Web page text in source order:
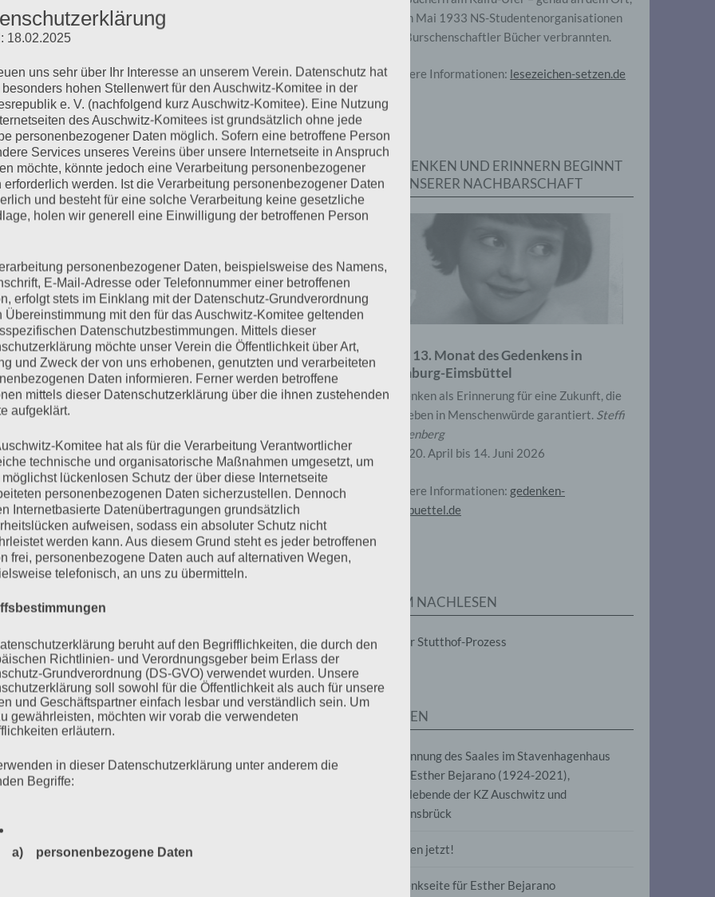
ein Transparent an einer Lattenkonstruktion zu befestigen,
begann mit einem Antrag des Verteidigers
wünscht, um die Erinnerungslücken Bruno Ds., die nach
lasse Erinnerungen aus, die ihm…
mehr ...
auf dem Hein-Köllisch-
und der Tag des Widerstands mit einer Kundgebung auf
haben wurde exemplarisch der von Ronja vom
Gesa / Medienzentrum GWA St. Pauli
mehr ...
wo im Mai 1933 NS-Studentenorganisationen
und Burschenschaftler Bücher verbrannten.
Weitere Informationen: lesezeichen-setzen.de
GEDENKEN UND ERINNERN BEGINNT
IN UNSERER NACHBARSCHAFT
Zum 13. Monat des Gedenkens in
Hamburg-Eimsbüttel
Gedenken als Erinnerung für eine Zukunft, die
ein Leben in Menschenwürde garantiert. Steffi
Wittenberg
Vom 20. April bis 14. Juni 2026
Weitere Informationen: gedenken-
eimsbuettel.de
ZUM NACHLESEN
Der Stutthof-Prozess
SEITEN
Benennung des Saales im Stavenhagenhaus
nach Esther Bejarano (1924-2021),
Überlebende der KZ Auschwitz und
Ravensbrück
Frieden jetzt!
Gedenkseite für Esther Bejarano
18.02.2025
uns sehr über Ihr Interesse an unserem Verein. Datenschutz hat
hohen Stellenwert für den Auschwitz-Komitee in der
e. V. (nachfolgend kurz Auschwitz-Komitee). Eine Nutzung
des Auschwitz-Komitees ist grundsätzlich ohne jede
personenbezogener Daten möglich. Sofern eine betroffene Person
Services unseres Vereins über unsere Internetseite in Anspruch
möchte, könnte jedoch eine Verarbeitung personenbezogener
erforderlich werden. Ist die Verarbeitung personenbezogener Daten
und besteht für eine solche Verarbeitung keine gesetzliche
holen wir generell eine Einwilligung der betroffenen Person
personenbezogener Daten, beispielsweise des Namens,
E-Mail-Adresse oder Telefonnummer einer betroffenen
erfolgt stets im Einklang mit der Datenschutz-Grundverordnung
Übereinstimmung mit den für das Auschwitz-Komitee geltenden
Datenschutzbestimmungen. Mittels dieser
möchte unser Verein die Öffentlichkeit über Art,
und Zweck der von uns erhobenen, genutzten und verarbeiteten
Daten informieren. Ferner werden betroffene
mittels dieser Datenschutzerklärung über die ihnen zustehenden
aufgeklärt.
Komitee hat als für die Verarbeitung Verantwortlicher
technische und organisatorische Maßnahmen umgesetzt, um
lückenlosen Schutz der über diese Internetseite
personenbezogenen Daten sicherzustellen. Dennoch
Internetbasierte Datenübertragungen grundsätzlich
aufweisen, sodass ein absoluter Schutz nicht
werden kann. Aus diesem Grund steht es jeder betroffenen
frei, personenbezogene Daten auch auf alternativen Wegen,
telefonisch, an uns zu übermitteln.
beruht auf den Begrifflichkeiten, die durch den
Richtlinien- und Verordnungsgeber beim Erlass der
Grundverordnung (DS-GVO) verwendet wurden. Unsere
soll sowohl für die Öffentlichkeit als auch für unsere
und Geschäftspartner einfach lesbar und verständlich sein. Um
gewährleisten, möchten wir vorab die verwendeten
erläutern.
in dieser Datenschutzerklärung unter anderem die
Begriffe:
a) personenbezogene Daten